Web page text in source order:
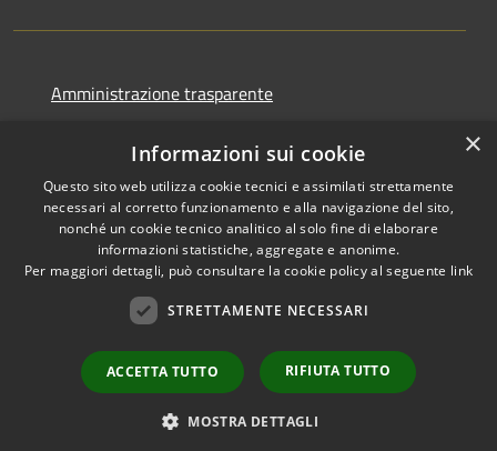
Amministrazione trasparente
Dichiarazione di accessibilità
Copyright © 2026 • Comune di
Municipium•
Accesso
redazione
×
Informazioni sui cookie
Questo sito web utilizza cookie tecnici e assimilati strettamente
necessari al corretto funzionamento e alla navigazione del sito,
nonché un cookie tecnico analitico al solo fine di elaborare
informazioni statistiche, aggregate e anonime.
Per maggiori dettagli, può consultare la cookie policy al seguente link
STRETTAMENTE NECESSARI
ACCETTA TUTTO RIFIUTA TUTTO
MOSTRA DETTAGLI